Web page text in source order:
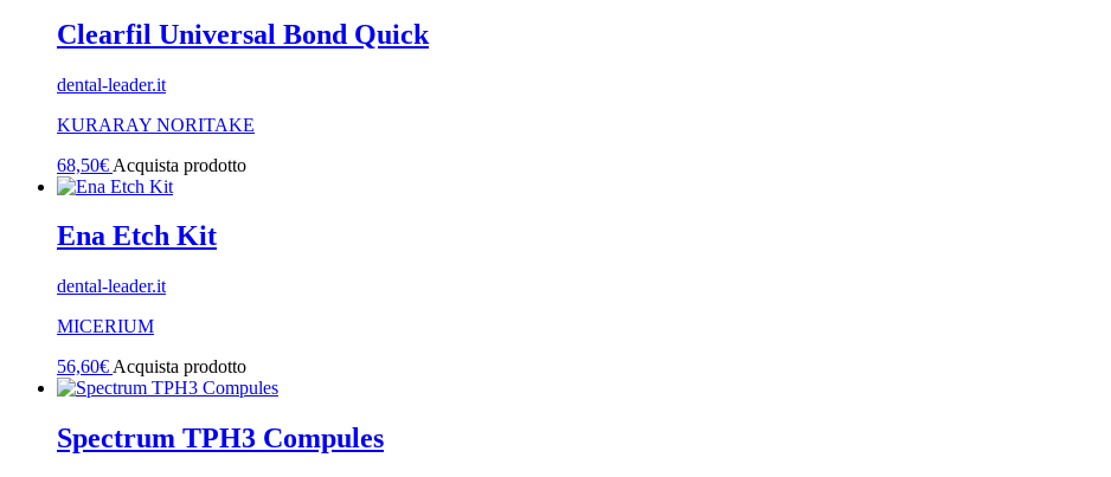
Clearfil Universal Bond Quick
dental-leader.it
KURARAY NORITAKE
68,50€ Acquista prodotto
Ena Etch Kit
dental-leader.it
MICERIUM
56,60€ Acquista prodotto
Spectrum TPH3 Compules